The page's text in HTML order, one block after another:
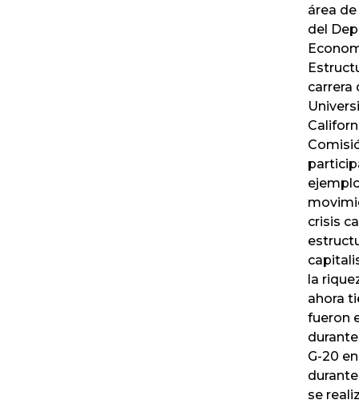
área
del
carrera
crisis
la
ahora
fueron
G-20
se